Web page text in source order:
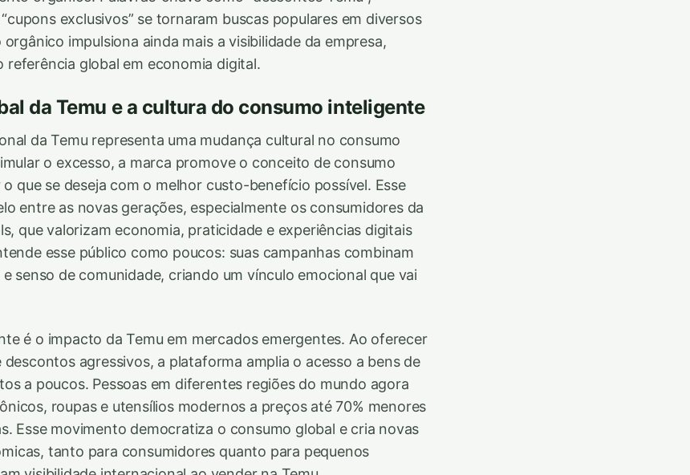
exclusivos” se tornaram buscas populares em diversos
impulsiona ainda mais a visibilidade da empresa,
referência global em economia digital.
da Temu e a cultura do consumo inteligente
da Temu representa uma mudança cultural no consumo
o excesso, a marca promove o conceito de consumo
que se deseja com o melhor custo-benefício possível. Esse
entre as novas gerações, especialmente os consumidores da
que valorizam economia, praticidade e experiências digitais
esse público como poucos: suas campanhas combinam
senso de comunidade, criando um vínculo emocional que vai
é o impacto da Temu em mercados emergentes. Ao oferecer
descontos agressivos, a plataforma amplia o acesso a bens de
a poucos. Pessoas em diferentes regiões do mundo agora
roupas e utensílios modernos a preços até 70% menores
Esse movimento democratiza o consumo global e cria novas
tanto para consumidores quanto para pequenos